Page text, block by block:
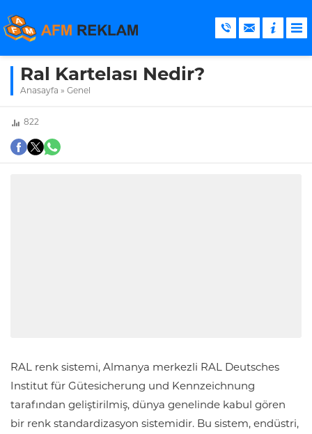
Ral Kartelası Nedir?
Anasayfa » Genel
822
RAL renk sistemi, Almanya merkezli RAL Deutsches
Institut für Gütesicherung und Kennzeichnung
tarafından geliştirilmiş, dünya genelinde kabul gören
bir renk standardizasyon sistemidir. Bu sistem, endüstri,